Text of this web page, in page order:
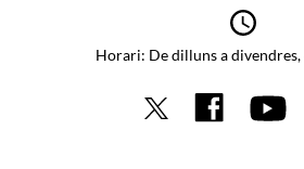
Horari: De dilluns a divendres,